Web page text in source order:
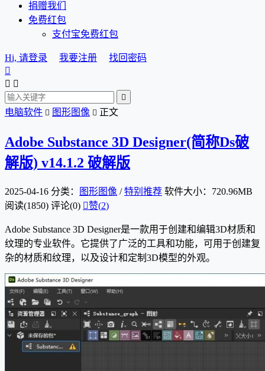
捐赠我们
免费红包
支付宝免费红包
Hi, 请登录 我要注册
找回密码

 

电脑软件  图形图像  正文
Adobe Substance 3D Designer(简称Ds破
解版) v14.1.2 破解版
2025-04-16 分类： 图形图像 /特别推荐 软件大小：720.96MB
阅读(1850) 评论(0) 赞(2)
Adobe Substance 3D Designer是一款用于创建和编辑3D材质和
纹理的专业软件。它提供了广泛的工具和功能，可用于创建复
杂的材质和纹理，以及设计和定制3D模型的外观。